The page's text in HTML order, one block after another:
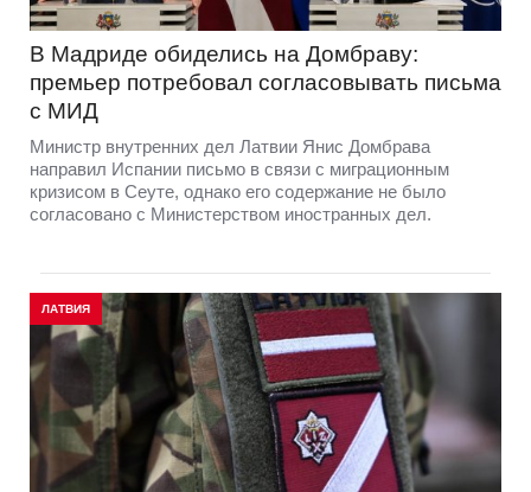
В Мадриде обиделись на Домбраву:
премьер потребовал согласовывать письма
с МИД
Министр внутренних дел Латвии Янис Домбрава
направил Испании письмо в связи с миграционным
кризисом в Сеуте, однако его содержание не было
согласовано с Министерством иностранных дел.
ЛАТВИЯ